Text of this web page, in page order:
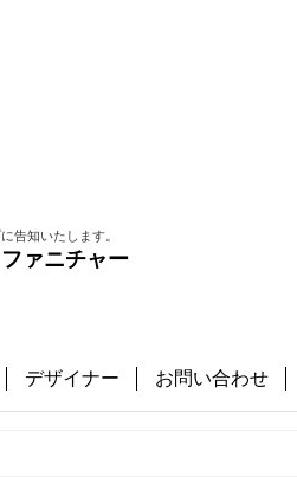
告知いたします。
ァニチャー
デザイナー お問い合わせ